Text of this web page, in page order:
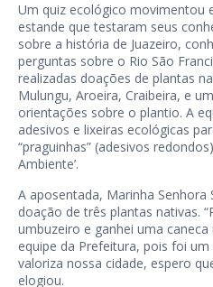
Um quiz ecológico movimentou
estande que testaram seus
sobre a história de Juazeiro,
perguntas sobre o Rio São
realizadas doações de plantas
Mulungu, Aroeira, Craibeira, e
orientações sobre o plantio. A
adesivos e lixeiras ecológicas
“praguinhas” (adesivos
Ambiente’.
A aposentada, Marinha Senhora
doação de três plantas nativas.
umbuzeiro e ganhei uma
equipe da Prefeitura, pois foi
valoriza nossa cidade, espero
elogiou.